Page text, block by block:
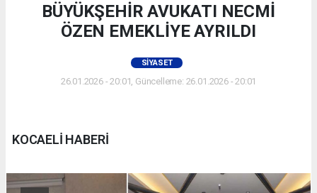
BÜYÜKŞEHİR AVUKATI NECMİ
ÖZEN EMEKLİYE AYRILDI
SIYASET
26.01.2026 - 20:01, Güncelleme: 26.01.2026 - 20:01
KOCAELİ HABERİ